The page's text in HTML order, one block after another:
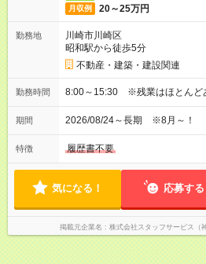
月収例 20～25万円
勤務地
川崎市川崎区
昭和駅から徒歩5分
不動産・建築・建設関連
勤務時間 8:00～15:30 ※残業はほとんど
期間 2026/08/24～長期 ※8月～！
特徴 履歴書不要
気になる！ 応募する
掲載元企業名 株式会社スタッフサービス（